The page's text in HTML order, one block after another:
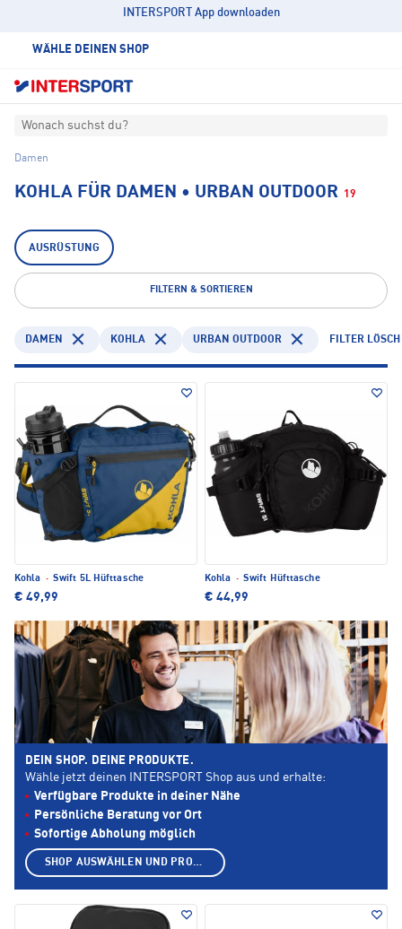
INTERSPORT App downloaden
WÄHLE DEINEN SHOP
Wonach suchst du?
Damen
KOHLA FÜR DAMEN • URBAN OUTDOOR 19
AUSRÜSTUNG
FILTERN & SORTIEREN
DAMEN KOHLA URBAN OUTDOOR FILTER
Kohla · Swift 5L Hüfttasche
€ 49,99
Kohla · Swift Hüfttasche
€ 44,99
DEIN SHOP. DEINE PRODUKTE.
Wähle jetzt deinen INTERSPORT Shop aus und erhalte:
Verfügbare Produkte in deiner Nähe
Persönliche Beratung vor Ort
Sofortige Abholung möglich
SHOP AUSWÄHLEN UND PRODUKTE ANZEIGEN